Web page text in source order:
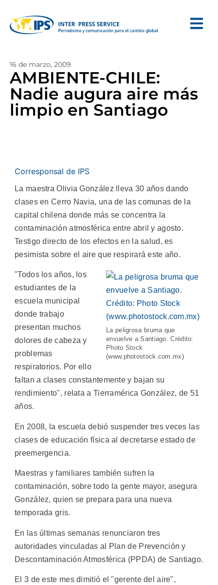
16 de marzo, 2009
AMBIENTE-CHILE:
Nadie augura aire más
limpio en Santiago
Corresponsal de IPS
La maestra Olivia González lleva 30 años dando
clases en Cerro Navia, una de las comunas de la
capital chilena donde más se concentra la
contaminación atmosférica entre abril y agosto.
Testigo directo de los efectos en la salud, es
pesimista sobre el aire que respirará este año.
La peligrosa bruma que
envuelve a Santiago. Crédito:
Photo Stock
(www.photostock.com.mx)
"Todos los años, los
estudiantes de la
escuela municipal
donde trabajo
presentan muchos
dolores de cabeza y
problemas
respiratorios. Por ello
faltan a clases constantemente y bajan su
rendimiento", relata a Tierramérica González, de 51
años.
En 2008, la escuela debió suspender tres veces las
clases de educación física al decretarse estado de
preemergencia.
Maestras y familiares también sufren la
contaminación, sobre todo la gente mayor, asegura
González, quien se prepara para una nueva
temporada gris.
En las últimas semanas renunciaron tres
autoridades vinculadas al Plan de Prevención y
Descontaminación Atmosférica (PPDA) de Santiago.
El 3 de este mes dimitió el "gerente del aire",